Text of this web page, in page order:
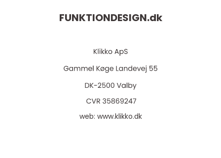
FUNKTIONDESIGN.dk
web: www.klikko.dk